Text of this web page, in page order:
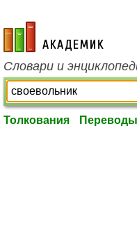
academic.ru
Словари и
Толкования Переводы